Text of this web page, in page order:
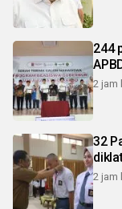
244
2 jam
32
2 jam